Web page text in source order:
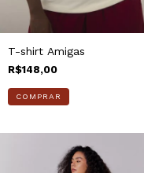
T-shirt Amigas
R$148,00
COMPRAR